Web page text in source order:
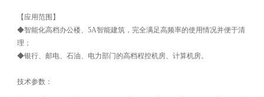
【应用范围】
◆智能化高档办公楼、5A智能建筑，完全满足高频率的使用情况并便于清
理；
◆银行、邮电、石油、电力部门的高档程控机房、计算机房。
技术参数：